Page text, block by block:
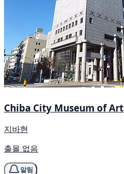
Chiba City Museum of Art
지바현
출몰 없음
알림